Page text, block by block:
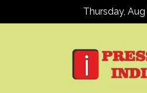
Thursday,